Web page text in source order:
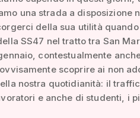
una strada a disposizione
della sua utilità
SS47 nel tratto tra San
contestualmente
scoprire ai non
nostra quotidianità: il
e anche di studenti, i